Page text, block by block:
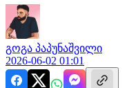
გოგა პაპუნაშვილი
2026-06-02 01:01